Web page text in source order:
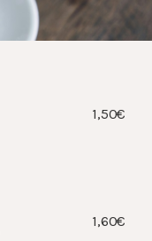
1,50€
1,60€